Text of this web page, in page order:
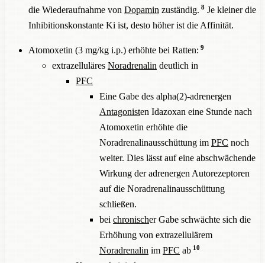
die Wiederaufnahme von Dopamin zuständig. 8Je kleiner die
Inhibitionskonstante Ki ist, desto höher ist die Affinität.
Atomoxetin (3 mg/kg i.p.) erhöhte bei Ratten: 9
extrazelluläres Noradrenalin deutlich in
PFC
Eine Gabe des alpha(2)-adrenergen
Antagonisten Idazoxan eine Stunde nach
Atomoxetin erhöhte die
Noradrenalinausschüttung im PFC noch
weiter. Dies lässt auf eine abschwächende
Wirkung der adrenergen Autorezeptoren
auf die Noradrenalinausschüttung
schließen.
bei chronischer Gabe schwächte sich die
Erhöhung von extrazellulärem
Noradrenalin im PFC ab 10